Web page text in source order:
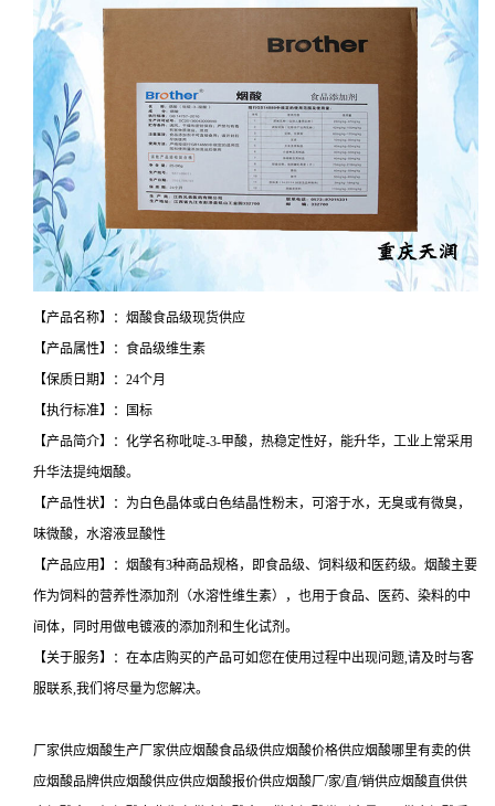
【产品名称】：烟酸食品级现货供应
【产品属性】：食品级维生素
【保质日期】：24个月
【执行标准】：国标
【产品简介】：化学名称吡啶-3-甲酸，热稳定性好，能升华，工业上常采用
升华法提纯烟酸。
【产品性状】：为白色晶体或白色结晶性粉末，可溶于水，无臭或有微臭，
味微酸，水溶液显酸性
【产品应用】：烟酸有3种商品规格，即食品级、饲料级和医药级。烟酸主要
作为饲料的营养性添加剂（水溶性维生素），也用于食品、医药、染料的中
间体，同时用做电镀液的添加剂和生化试剂。
【关于服务】：在本店购买的产品可如您在使用过程中出现问题,请及时与客
服联系,我们将尽量为您解决。
厂家供应烟酸生产厂家供应烟酸食品级供应烟酸价格供应烟酸哪里有卖的供
应烟酸品牌供应烟酸供应供应烟酸报价供应烟酸厂/家/直/销供应烟酸直供供